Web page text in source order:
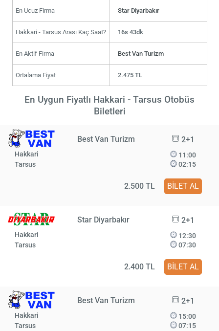
En Ucuz Firma Star Diyarbakır
Hakkari - Tarsus Arası Kaç Saat? 16s 43dk
En Aktif Firma Best Van Turizm
Ortalama Fiyat 2.475 TL
En Uygun Fiyatlı Hakkari - Tarsus Otobüs
Biletleri
Best Van Turizm 2+1
Hakkari
Tarsus
11:00
02:15
2.500 TL BİLET AL
Star Diyarbakır 2+1
Hakkari
Tarsus
12:30
07:30
2.400 TL BİLET AL
Best Van Turizm 2+1
Hakkari
Tarsus
15:00
07:15